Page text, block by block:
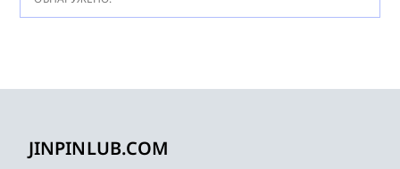
JINPINLUB.COM